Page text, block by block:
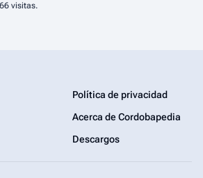
visitas.
Política de privacidad
Acerca de Cordobapedia
Descargos